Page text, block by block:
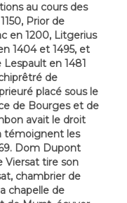
au cours des
Prior de
en 1200, Litgerius
1404 et 1495, et
en 1481
de
placé sous le
de Bourges et de
avait le droit
témoignent les
Dom Dupont
Viersat tire son
chambrier de
chapelle de